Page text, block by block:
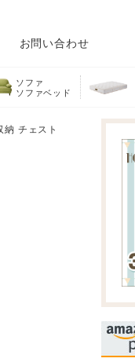
お問い合わせ
ソファ
ソファベッド
チェスト